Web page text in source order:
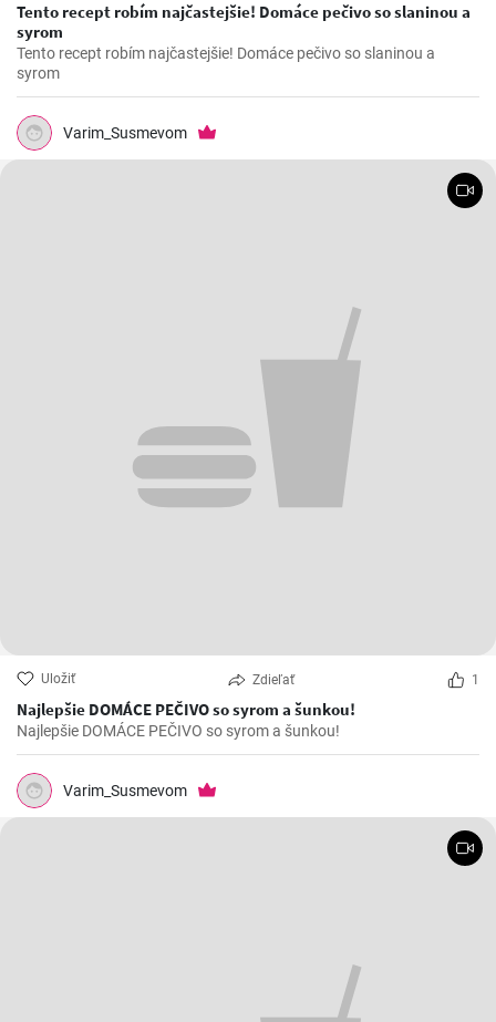
Tento recept robím najčastejšie! Domáce pečivo so slaninou a
syrom
Tento recept robím najčastejšie! Domáce pečivo so slaninou a
syrom
Varim_Susmevom
Uložiť Zdieľať 1
Najlepšie DOMÁCE PEČIVO so syrom a šunkou!
Najlepšie DOMÁCE PEČIVO so syrom a šunkou!
Varim_Susmevom